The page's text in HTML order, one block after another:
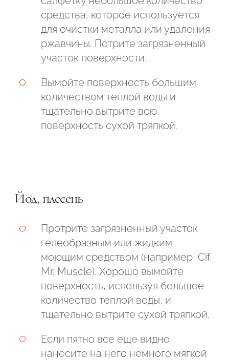
средства, которое используется
для очистки металла или удаления
ржавчины. Потрите загрязненный
участок поверхности.
Вымойте поверхность большим
количеством теплой воды и
тщательно вытрите всю
поверхность сухой тряпкой.
Йод, плесень
Протрите загрязненный участок
гелеобразным или жидким
моющим средством (например, Cif,
Mr. Muscle). Хорошо вымойте
поверхность, используя большое
количество теплой воды, и
тщательно вытрите сухой тряпкой.
Если пятно все еще видно,
нанесите на него немного мягкой